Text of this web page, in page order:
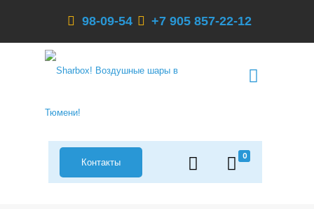
98-09-54 +7 905 857-22-12
0
Контакты